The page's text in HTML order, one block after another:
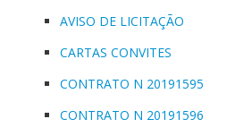
AVISO DE LICITAÇÃO
CARTAS CONVITES
CONTRATO N 20191595
CONTRATO N 20191596